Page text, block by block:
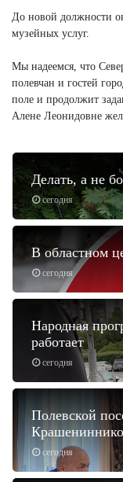
До новой должности
музейных услуг.
Мы надеемся, что
полевчан и гостей
поле и продолжит
Алене Леонидовне
сегодня
Делать, а не
сегодня
В областном
сегодня
Народная
работает
сегодня
Полевской